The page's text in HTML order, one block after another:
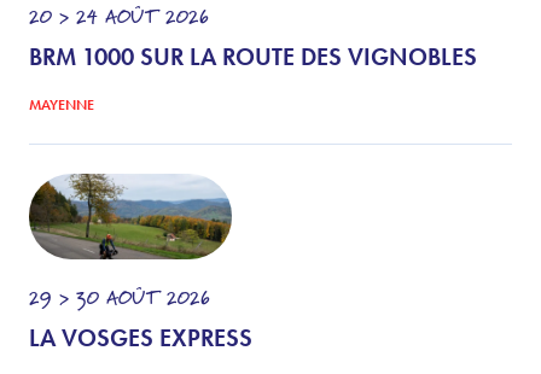
20 > 24 AOÛT 2026
BRM 1000 SUR LA ROUTE DES VIGNOBLES
MAYENNE
29 > 30 AOÛT 2026
LA VOSGES EXPRESS